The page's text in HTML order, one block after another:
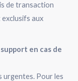
de transaction
aux
en cas de
urgentes. Pour les